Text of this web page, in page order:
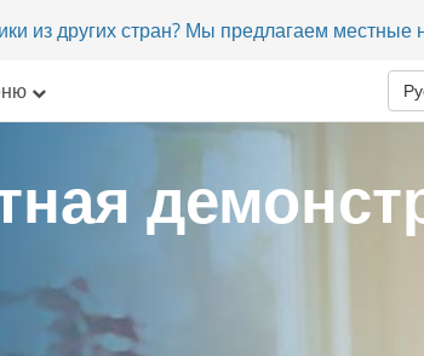
из других стран? Мы предлагаем местные